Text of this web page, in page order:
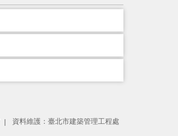
資料維護： 臺北市建築管理工程處